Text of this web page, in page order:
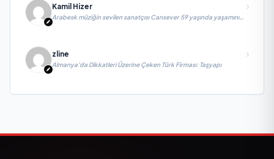
Kamil Hizer
Arabesk müziğin sevilen sanatçısı Cansever 59 yaşında yaşamını
yitirdi
zline
Almanya’da Dikkatleri Üzerine Çeken Türk Firması: Taşyapı